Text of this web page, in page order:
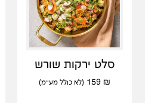
סלט ירקות שורש
159 ₪ (לא כולל מע"מ)